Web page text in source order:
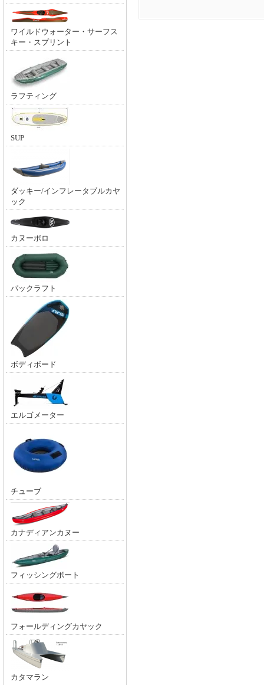
ワイルドウォーター・サーフス
キー・スプリント
ラフティング
SUP
ダッキー/インフレータブルカヤ
ック
カヌーポロ
パックラフト
ボディボード
エルゴメーター
チューブ
カナディアンカヌー
フィッシングボート
フォールディングカヤック
カタマラン